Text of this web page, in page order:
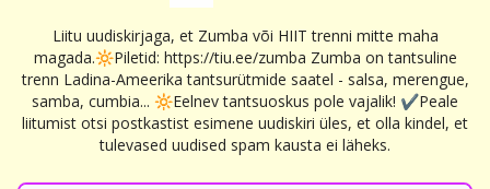
Liitu uudiskirjaga, et Zumba või HIIT trenni mitte maha
magada.🔆Piletid: https://tiu.ee/zumba Zumba on tantsuline
trenn Ladina-Ameerika tantsurütmide saatel - salsa, merengue,
samba, cumbia... 🔆Eelnev tantsuoskus pole vajalik! ✔Peale
liitumist otsi postkastist esimene uudiskiri üles, et olla kindel, et
tulevased uudised spam kausta ei läheks.